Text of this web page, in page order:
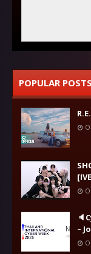
POPULAR POSTS
–